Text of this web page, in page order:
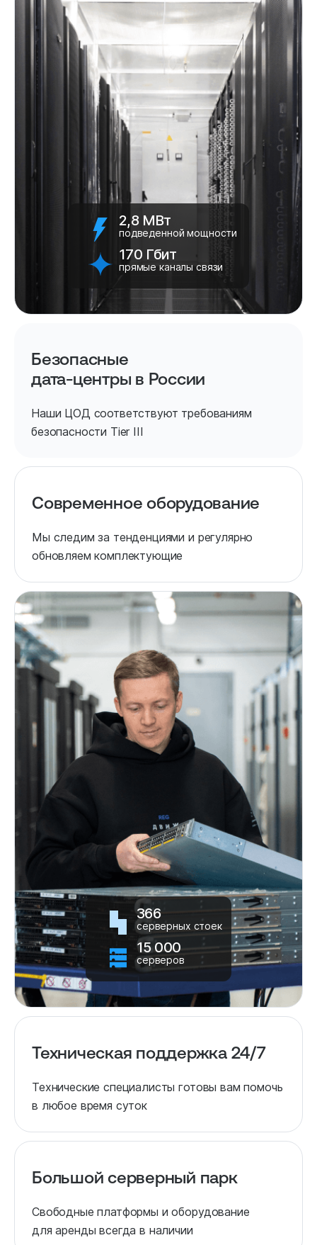
2,8 МВт
подведенной мощности
170 Гбит
прямые каналы связи
Безопасные
дата-центры в России
Наши ЦОД соответствуют требованиям
безопасности Tier III
Современное оборудование
Мы следим за тенденциями и регулярно
обновляем комплектующие
366
серверных стоек
15 000
серверов
Техническая поддержка 24/7
Технические специалисты готовы вам помочь
в любое время суток
Большой серверный парк
Свободные платформы и оборудование
для аренды всегда в наличии